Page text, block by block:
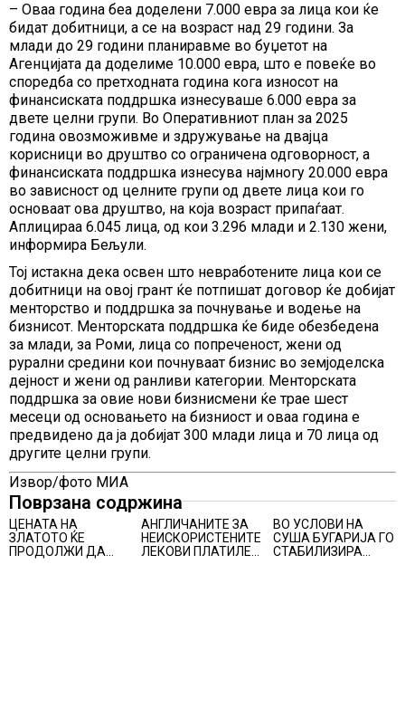
– Оваа година беа доделени 7.000 евра за лица кои ќе
бидат добитници, а се на возраст над 29 години. За
млади до 29 години планиравме во буџетот на
Агенцијата да доделиме 10.000 евра, што е повеќе во
споредба со претходната година кога износот на
финансиската поддршка изнесуваше 6.000 евра за
двете целни групи. Во Оперативниот план за 2025
година овозможивме и здружување на двајца
корисници во друштво со ограничена одговорност, а
финансиската поддршка изнесува најмногу 20.000 евра
во зависност од целните групи од двете лица кои го
основаат ова друштво, на која возраст припаѓаат.
Аплицираа 6.045 лица, од кои 3.296 млади и 2.130 жени,
информира Бељули.
Тој истакна дека освен што невработените лица кои се
добитници на овој грант ќе потпишат договор ќе добијат
менторство и поддршка за почнување и водење на
бизнисот. Менторската поддршка ќе биде обезбедена
за млади, за Роми, лица со попреченост, жени од
рурални средини кои почнуваат бизнис во земјоделска
дејност и жени од ранливи категории. Менторската
поддршка за овие нови бизнисмени ќе трае шест
месеци од основањето на бизниост и оваа година е
предвидено да ја добијат 300 млади лица и 70 лица од
другите целни групи.
Извор/фото МИА
Поврзана содржина
ЦЕНАТА НА
ЗЛАТОТО ЌЕ
ПРОДОЛЖИ ДА
АНГЛИЧАНИТЕ ЗА
НЕИСКОРИСТЕНИТЕ
ЛЕКОВИ ПЛАТИЛЕ
ВО УСЛОВИ НА
СУША БУГАРИЈА ГО
СТАБИЛИЗИРА